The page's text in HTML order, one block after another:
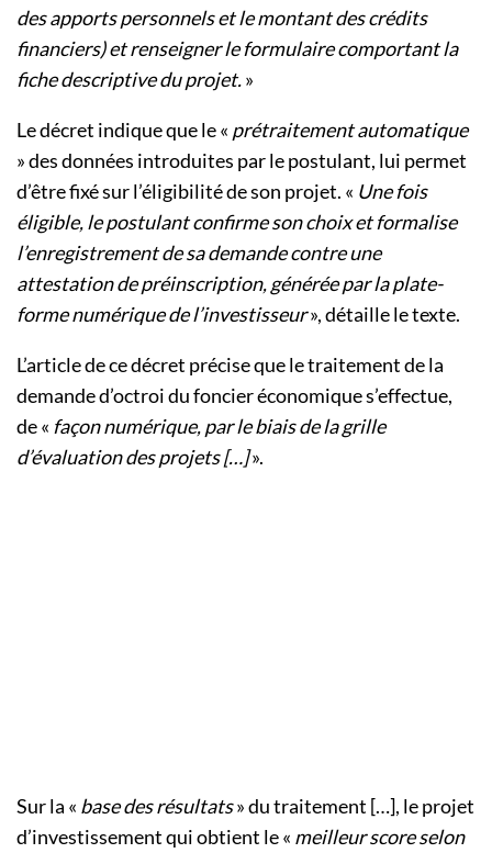
des apports personnels et le montant des crédits
financiers) et renseigner le formulaire comportant la
fiche descriptive du projet.»
Le décret indique que le « prétraitement automatique
» des données introduites par le postulant, lui permet
d’être fixé sur l’éligibilité de son projet. « Une fois
éligible, le postulant confirme son choix et formalise
l’enregistrement de sa demande contre une
attestation de préinscription, générée par la plate-
forme numérique de l’investisseur», détaille le texte.
L’article de ce décret précise que le traitement de la
demande d’octroi du foncier économique s’effectue,
de « façon numérique, par le biais de la grille
d’évaluation des projets […]».
Sur la « base des résultats» du traitement […], le projet
d’investissement qui obtient le « meilleur score selon